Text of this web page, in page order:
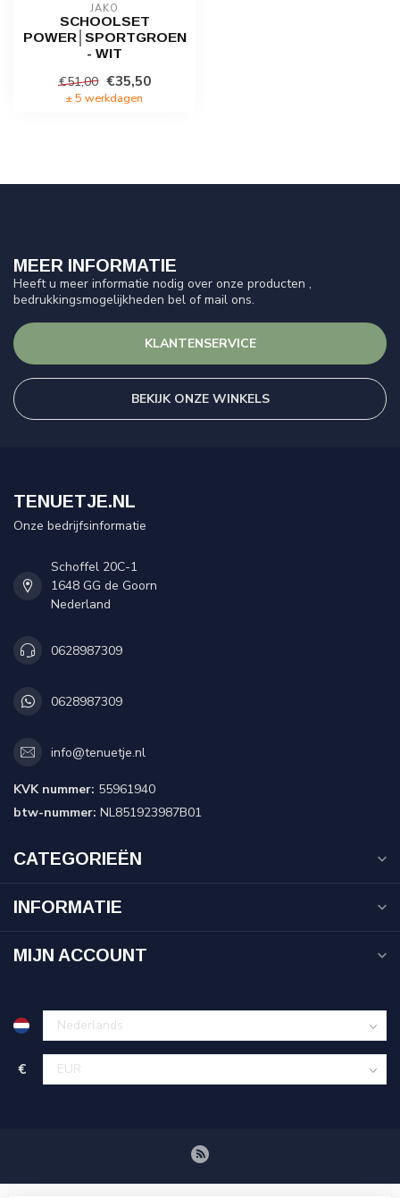
JAKO
SCHOOLSET
POWER│SPORTGROEN
- WIT
€51,00 €35,50
± 5 werkdagen
MEER INFORMATIE
Heeft u meer informatie nodig over onze producten ,
bedrukkingsmogelijkheden bel of mail ons.
KLANTENSERVICE
BEKIJK ONZE WINKELS
TENUETJE.NL
Onze bedrijfsinformatie
Schoffel 20C-1
1648 GG de Goorn
Nederland
0628987309
0628987309
info@tenuetje.nl
KVK nummer: 55961940
btw-nummer: NL851923987B01
CATEGORIEËN
INFORMATIE
MIJN ACCOUNT
€